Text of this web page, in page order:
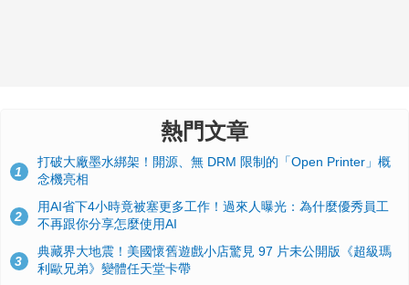
熱門文章
1
打破大廠墨水綁架！開源、無 DRM 限制的「Open Printer」概
念機亮相
2
用AI省下4小時竟被塞更多工作！過來人曝光：為什麼優秀員工
不再跟你分享怎麼使用AI
3
典藏界大地震！美國懷舊遊戲小店驚見 97 片未公開版《超級瑪
利歐兄弟》變體任天堂卡帶